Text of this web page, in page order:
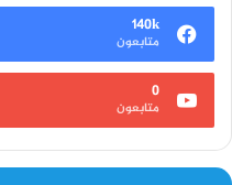
140k
متابعون
0
متابعون